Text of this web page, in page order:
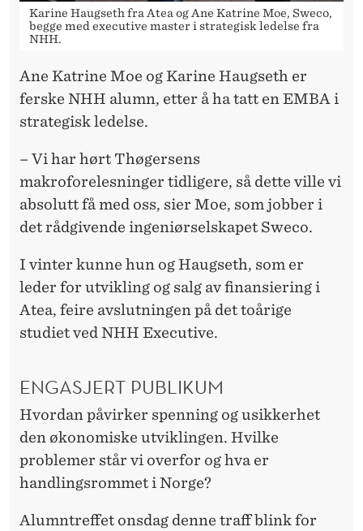
Karine Haugseth fra Atea og Ane Katrine Moe, Sweco,
begge med executive master i strategisk ledelse fra
NHH.
Ane Katrine Moe og Karine Haugseth er
ferske NHH alumn, etter å ha tatt en EMBA i
strategisk ledelse.
– Vi har hørt Thøgersens
makroforelesninger tidligere, så dette ville vi
absolutt få med oss, sier Moe, som jobber i
det rådgivende ingeniørselskapet Sweco.
I vinter kunne hun og Haugseth, som er
leder for utvikling og salg av finansiering i
Atea, feire avslutningen på det toårige
studiet ved NHH Executive.
ENGASJERT PUBLIKUM
Hvordan påvirker spenning og usikkerhet
den økonomiske utviklingen. Hvilke
problemer står vi overfor og hva er
handlingsrommet i Norge?
Alumntreffet onsdag denne traff blink for